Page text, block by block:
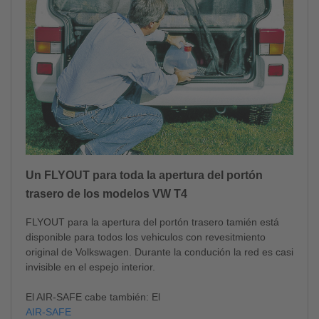
Un FLYOUT para toda la apertura del portón
trasero de los modelos VW T4
FLYOUT para la apertura del portón trasero tamién está
disponible para todos los vehiculos con revesitmiento
original de Volkswagen. Durante la condución la red es casi
invisible en el espejo interior.
El AIR-SAFE cabe también: El
AIR-SAFE